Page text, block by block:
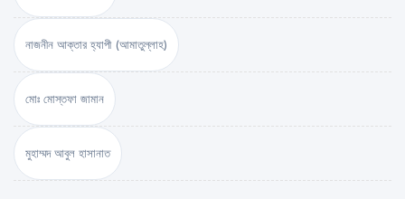
নাজনীন আক্তার হ্যাপী (আমাতুল্লাহ)
মোঃ মোস্তফা জামান
মুহাম্মদ আবুল হাসানাত